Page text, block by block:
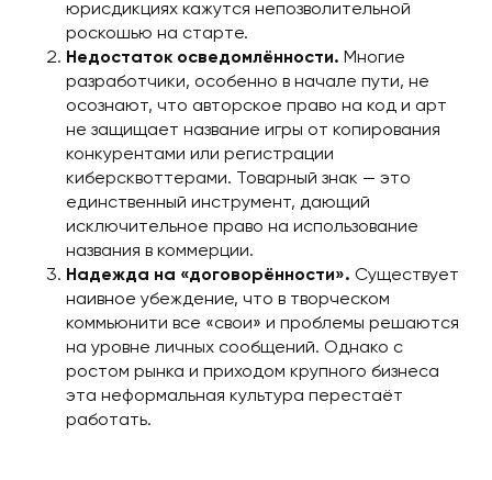
юрисдикциях кажутся непозволительной
роскошью на старте.
Недостаток осведомлённости. Многие
разработчики, особенно в начале пути, не
осознают, что авторское право на код и арт
не защищает название игры от копирования
конкурентами или регистрации
киберсквоттерами. Товарный знак — это
единственный инструмент, дающий
исключительное право на использование
названия в коммерции.
Надежда на «договорённости». Существует
наивное убеждение, что в творческом
коммьюнити все «свои» и проблемы решаются
на уровне личных сообщений. Однако с
ростом рынка и приходом крупного бизнеса
эта неформальная культура перестаёт
работать.